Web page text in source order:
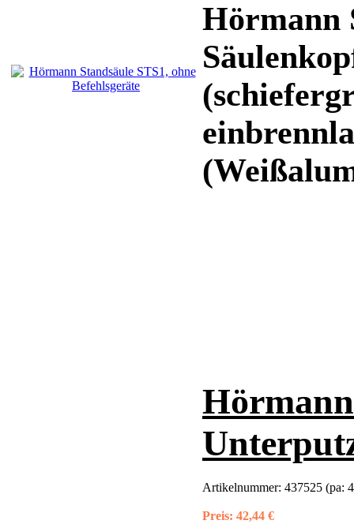
Hörmann
Artikelnummer: 437525 (pa:
Preis: 42,44 €